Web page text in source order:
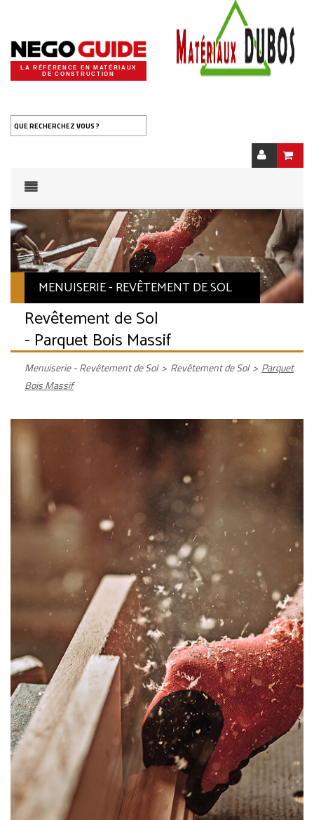
LA RÉFÉRENCE EN MATÉRIAUX
DE CONSTRUCTION
QUE RECHERCHEZ VOUS ?
MENUISERIE - REVÊTEMENT DE SOL
Revêtement de Sol
- Parquet Bois Massif
Menuiserie - Revêtement de Sol > Revêtement de Sol > Parquet
Bois Massif